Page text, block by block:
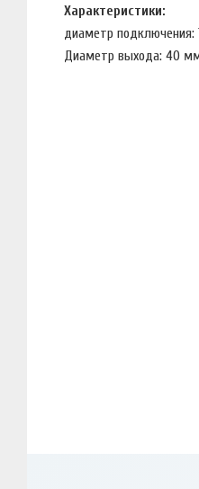
Характеристики:
диаметр подключения:
Диаметр выхода: 40 мм